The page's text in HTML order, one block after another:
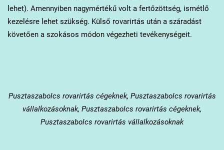
lehet). Amennyiben nagymértékű volt a fertőzöttség, ismétlő
kezelésre lehet szükség. Külső rovarirtás után a száradást
követően a szokásos módon végezheti tevékenységeit.
Pusztaszabolcs rovarirtás cégeknek, Pusztaszabolcs rovarirtás
vállalkozásoknak, Pusztaszabolcs rovarirtás cégeknek,
Pusztaszabolcs rovarirtás vállalkozásoknak